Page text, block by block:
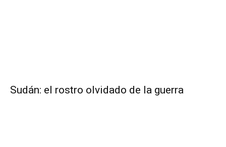
Sudán: el rostro olvidado de la guerra